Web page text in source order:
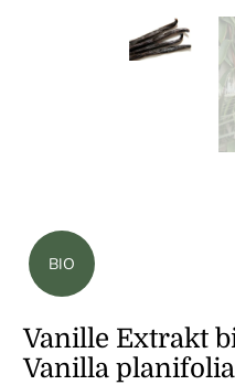
BIO
Vanille Extrakt
Vanilla planifolia